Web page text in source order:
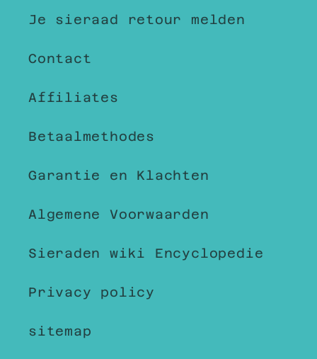
Je sieraad retour melden
Contact
Affiliates
Betaalmethodes
Garantie en Klachten
Algemene Voorwaarden
Sieraden wiki Encyclopedie
Privacy policy
sitemap